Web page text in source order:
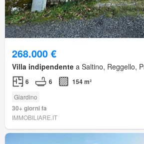
268.000 €
Villa indipendente a Saltino, Reggello,
6 6 154 m²
Giardino
30+ giorni fa
IMMOBILIARE.IT